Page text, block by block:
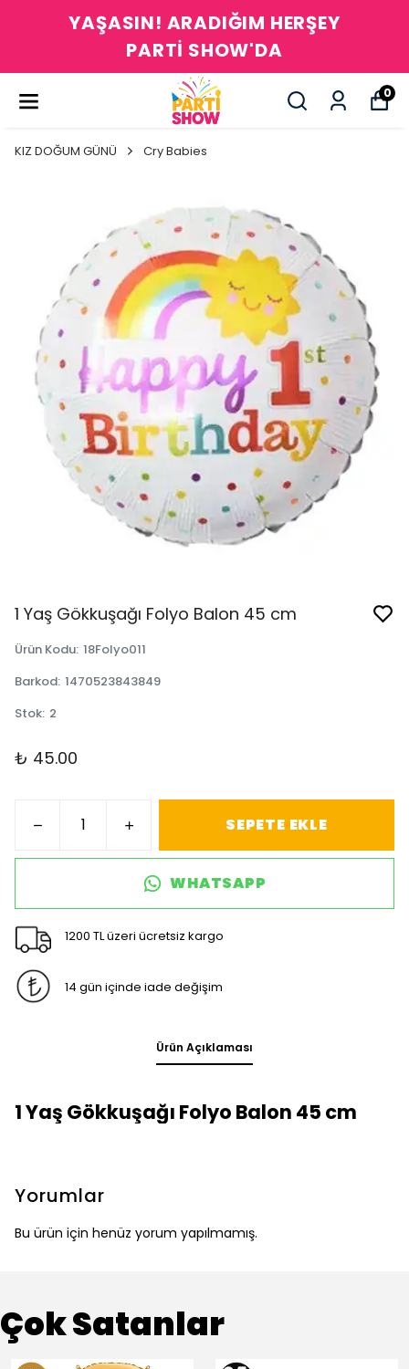
YAŞASIN! ARADIĞIM HERŞEY
PARTİ SHOW'DA
0
KIZ DOĞUM GÜNÜ Cry Babies
1 Yaş Gökkuşağı Folyo Balon 45 cm
Ürün Kodu: 18Folyo011
Barkod: 1470523843849
Stok: 2
₺ 45.00
SEPETE EKLE
WHATSAPP
1200 TL üzeri ücretsiz kargo
14 gün içinde iade değişim
Ürün Açıklaması
1 Yaş Gökkuşağı Folyo Balon 45 cm
Yorumlar
Bu ürün için henüz yorum yapılmamış.
Çok Satanlar